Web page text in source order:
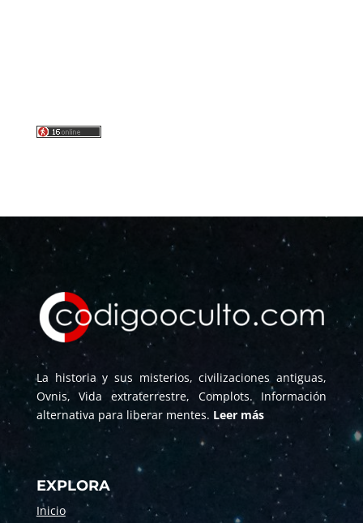
La historia y sus misterios, civilizaciones antiguas,
Ovnis, Vida extraterrestre, Complots. Información
alternativa para liberar mentes. Leer más
EXPLORA
Inicio